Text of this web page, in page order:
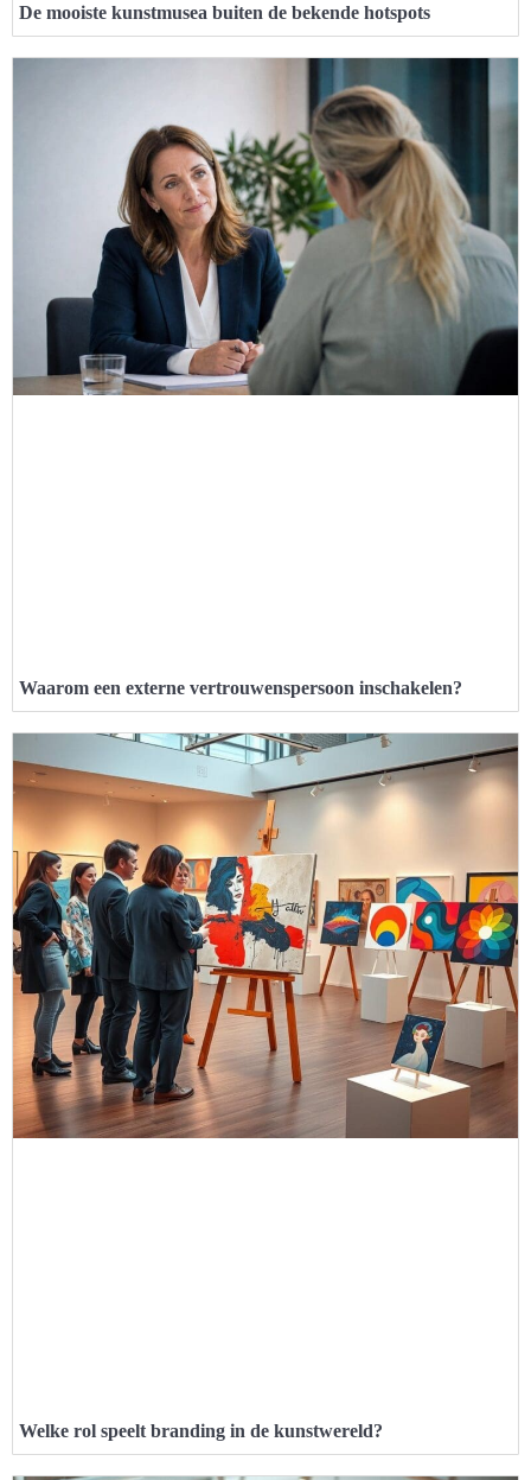
De mooiste kunstmusea buiten de bekende hotspots
Waarom een externe vertrouwenspersoon inschakelen?
Welke rol speelt branding in de kunstwereld?